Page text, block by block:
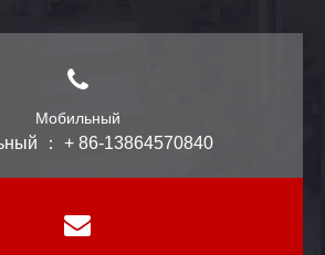
Мобильный
： + 86-13864570840